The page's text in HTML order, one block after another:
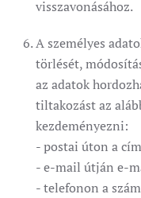
visszavonásához.
A személyes
törlését,
az adatok
tiltakozást az
kezdeményezni:
- postai úton a
- e-mail útján e-
- telefonon a